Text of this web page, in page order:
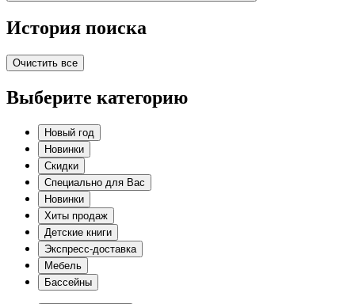
История поиска
Очистить все
Выберите категорию
Новый год
Новинки
Скидки
Специально для Вас
Новинки
Хиты продаж
Детские книги
Экспресс-доставка
Мебель
Бассейны